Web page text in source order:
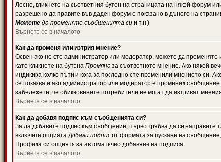
Лесно, кликнете на съответния бутон на страницата на някой форум
разрешено да правите във даден форум е показано в дъното на
Можете да променяте съобщенията си и т.н.)
Върнете се в началото
Как да променя или изтрия мнение?
Освен ако не сте администратор или модератор, можете да
като кликнете на бутона Промяна за съответното мнение. Ако някой
индикира колко пъти и кога за последно сте променили мнението си.
се показва и ако администратор или модератор е променил
забележете, че обикновените потребители не могат да изтриват
Върнете се в началото
Как да добавя подпис към съобщенията си?
За да добавите подпис към съобщение, първо трябва да си
включите опциятаДобави подпис от формата за пускане на
Профила си опцията за автоматично добавяне на подписа.
Върнете се в началото